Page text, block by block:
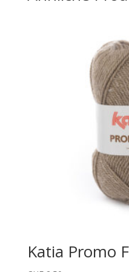
Katia Promo